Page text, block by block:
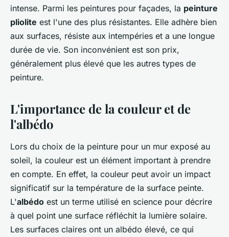
intense. Parmi les peintures pour façades, la peinture
pliolite est l'une des plus résistantes. Elle adhère bien
aux surfaces, résiste aux intempéries et a une longue
durée de vie. Son inconvénient est son prix,
généralement plus élevé que les autres types de
peinture.
L'importance de la couleur et de
l'albédo
Lors du choix de la peinture pour un mur exposé au
soleil, la couleur est un élément important à prendre
en compte. En effet, la couleur peut avoir un impact
significatif sur la température de la surface peinte.
L'albédo est un terme utilisé en science pour décrire
à quel point une surface réfléchit la lumière solaire.
Les surfaces claires ont un albédo élevé, ce qui